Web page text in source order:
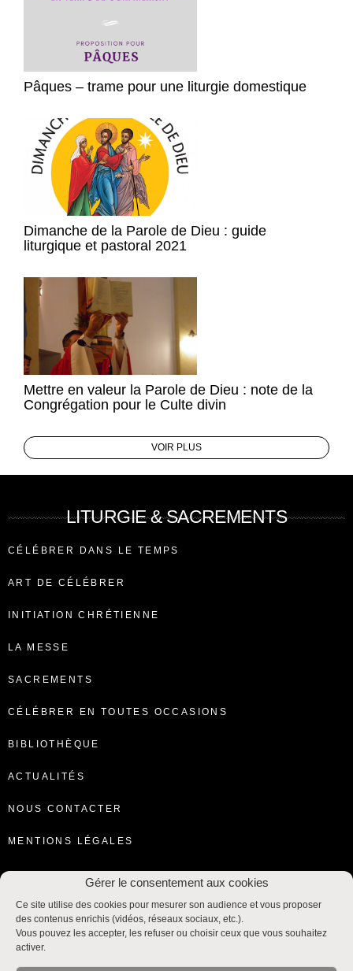
Gérer le consentement aux cookies
Ce site utilise des cookies pour mesurer son audience et vous proposer
des contenus enrichis (vidéos, réseaux sociaux, etc.).
Vous pouvez les accepter, les refuser ou choisir ceux que vous souhaitez
activer.
Pâques – trame pour une liturgie domestique
Dimanche de la Parole de Dieu : guide
liturgique et pastoral 2021
Mettre en valeur la Parole de Dieu : note de la
Congrégation pour le Culte divin
VOIR PLUS
LITURGIE & SACREMENTS
CÉLÉBRER DANS LE TEMPS
ART DE CÉLÉBRER
INITIATION CHRÉTIENNE
LA MESSE
SACREMENTS
CÉLÉBRER EN TOUTES OCCASIONS
BIBLIOTHÈQUE
ACTUALITÉS
NOUS CONTACTER
MENTIONS LÉGALES